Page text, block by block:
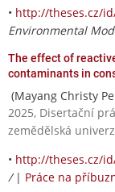
• http://theses.cz/
Environmental
The effect of
contaminants in
(Mayang Christy
2025, Disertační
zemědělská
• http://theses.cz/
/ | Práce na